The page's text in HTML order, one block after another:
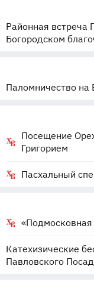
Районная встреча
Богородском
Паломничество на
Посещение
Григорием
Пасхальный
Катехизические
Павловского